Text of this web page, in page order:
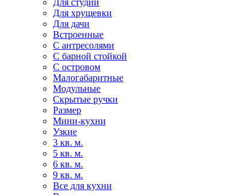
Для хрущевки
Для дачи
Встроенные
С антресолями
С барной стойкой
С островом
Малогабаритные
Модульные
Скрытые ручки
Размер
Мини-кухни
Узкие
3 кв. м.
5 кв. м.
6 кв. м.
9 кв. м.
Все для кухни